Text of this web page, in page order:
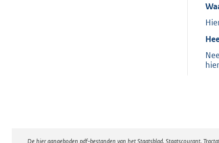
De hier aangeboden pdf-bestanden van het Staatsblad, Staatscourant,